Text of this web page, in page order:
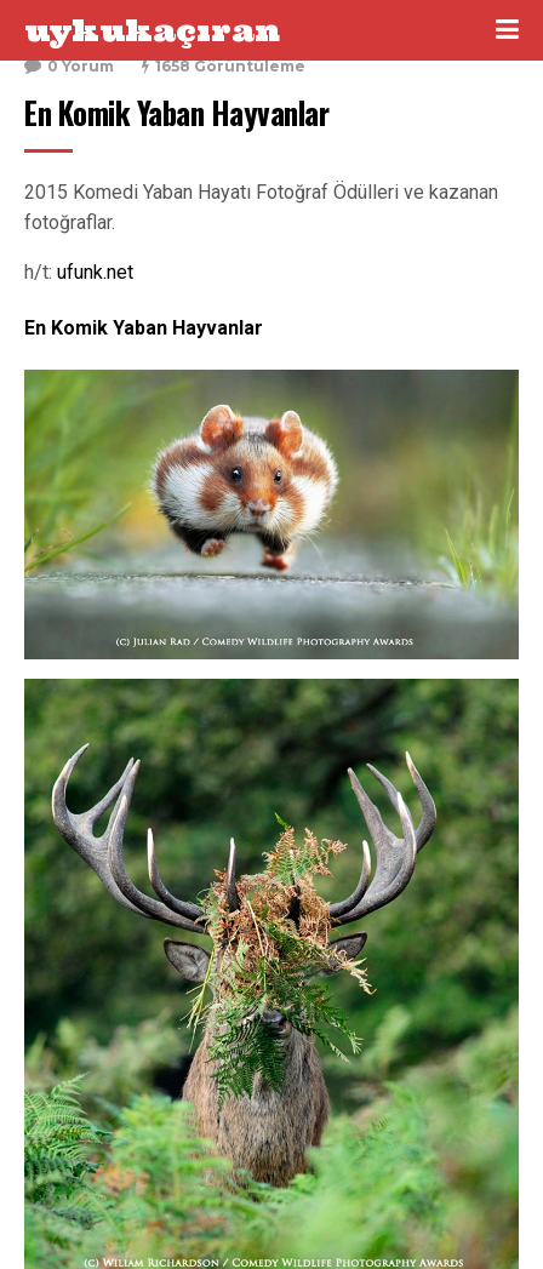
uykukaçıran
16 Aralık 2015
0 Yorum
1658 Görüntüleme
En Komik Yaban Hayvanlar
2015 Komedi Yaban Hayatı Fotoğraf Ödülleri ve kazanan
fotoğraflar.
h/t: ufunk.net
En Komik Yaban Hayvanlar